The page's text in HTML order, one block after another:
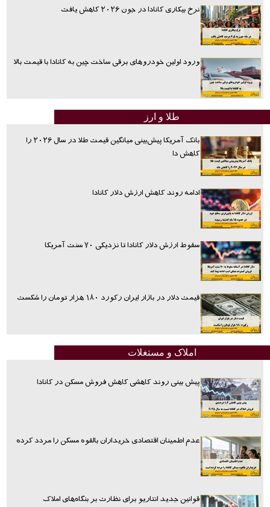
نرخ بیکاری کانادا در جون ۲۰۲۶ کاهش یافت
ورود اولین خودروهای برقی ساخت چین به کانادا با قیمت بالا
طلا و ارز
بانک آمریکا پیش‌بینی میانگین قیمت طلا در سال ۲۰۲۶ را
کاهش دا
ادامه روند کاهش ارزش دلار کانادا
سقوط ارزش دلار کانادا تا نزدیکی ۷۰ سنت آمریکا
قیمت دلار در بازار ایران رکورد ۱۸۰ هزار تومان را شکست
املاک و مستغلات
پیش بینی روند کاهشی کاهش فروش مسکن در کانادا
عدم اطمینان اقتصادی خریداران بالقوه مسکن را مردد کرده
قوانین جدید انتاریو برای نظارت بر بنگاه‌های املاک